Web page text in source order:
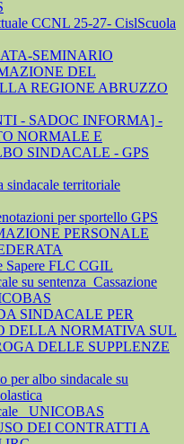
CCNL 25-27- CislScuola
SEMINARIO
DEL
REGIONE ABRUZZO
- SADOC INFORMA] -
NORMALE E
SINDACALE - GPS
sindacale territoriale
per sportello GPS
PERSONALE
Sapere FLC CGIL
su sentenza_Cassazione
SINDACALE PER
DELLA NORMATIVA SUL
DELLE SUPPLENZE
albo sindacale su
_UNICOBAS
DEI CONTRATTI A